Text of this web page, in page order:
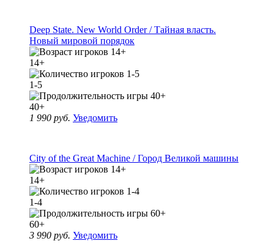
Deep State. New World Order / Тайная власть.
Новый мировой порядок
14+
1-5
40+
1 990 руб. Уведомить
City of the Great Machine / Город Великой машины
14+
1-4
60+
3 990 руб. Уведомить